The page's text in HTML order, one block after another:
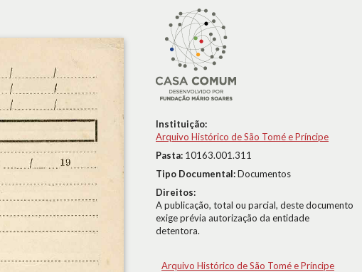
Instituição:
Arquivo Histórico de São Tomé e Príncipe
Pasta: 10163.001.311
Tipo Documental:Documentos
Direitos:
A publicação, total ou parcial, deste documento
exige prévia autorização da entidade
detentora.
Arquivo Histórico de São Tomé e Príncipe